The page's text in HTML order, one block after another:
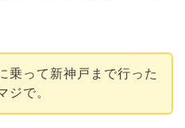
乗って新神戸まで行った
ジで。